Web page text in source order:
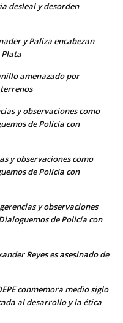
desleal y desorden
y Paliza encabezan
Plata
amenazado por
y observaciones como
de Policía con
y observaciones como
de Policía con
y observaciones
de Policía con
Reyes es asesinado de
conmemora medio siglo
al desarrollo y la ética